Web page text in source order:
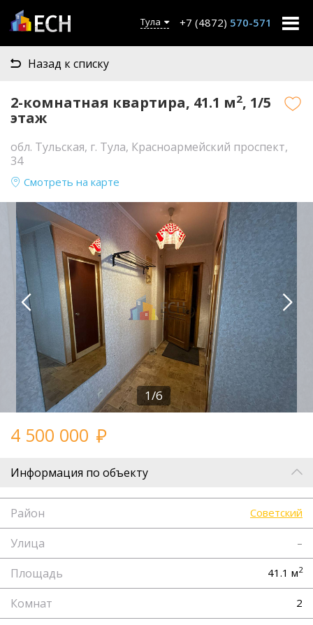
Тула +7 (4872) 570-571
Назад к списку
2-комнатная квартира, 41.1 м2, 1/5
этаж
обл. Тульская, г. Тула, Красноармейский проспект,
34
Смотреть на карте
1/6
4 500 000
Информация по объекту
Район Советский
Улица –
Площадь 41.1 м2
Комнат 2